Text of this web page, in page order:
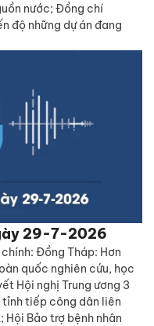
nước; Đồng chí
độ những dự án đang
29-7-2026
Đồng Tháp: Hơn
quốc nghiên cứu, học
Hội nghị Trung ương 3
tỉnh tiếp công dân liên
Hội Bảo trợ bệnh nhân